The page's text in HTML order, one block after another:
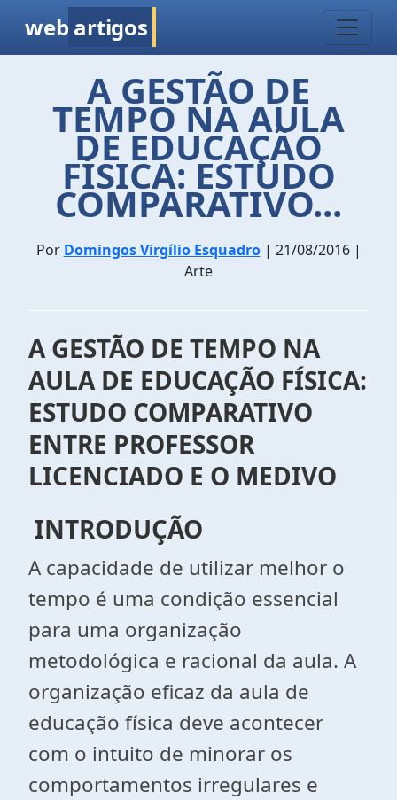
web artigos
A GESTÃO DE
TEMPO NA AULA
DE EDUCAÇÃO
FÍSICA: ESTUDO
COMPARATIVO...
Por Domingos Virgílio Esquadro| 21/08/2016 |
Arte
A GESTÃO DE TEMPO NA
AULA DE EDUCAÇÃO FÍSICA:
ESTUDO COMPARATIVO
ENTRE PROFESSOR
LICENCIADO E O MEDIVO
INTRODUÇÃO
A capacidade de utilizar melhor o
tempo é uma condição essencial
para uma organização
metodológica e racional da aula. A
organização eficaz da aula de
educação física deve acontecer
com o intuito de minorar os
comportamentos irregulares e